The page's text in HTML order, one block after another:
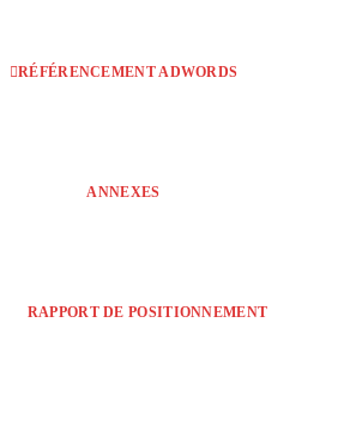
RÉFÉRENCEMENT ADWORDS
ANNEXES
RAPPORT DE POSITIONNEMENT